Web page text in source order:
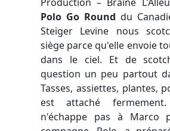
Polo Go Round du
Steiger Levine nous
siège parce qu'elle envoie
dans le ciel. Et de
question un peu partout
Tasses, assiettes, plantes,
est attaché
n'échappe pas à Marco